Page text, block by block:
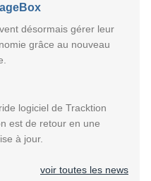
désormais gérer leur
grâce au nouveau
logiciel de Tracktion
est de retour en une
à jour.
voir toutes les news